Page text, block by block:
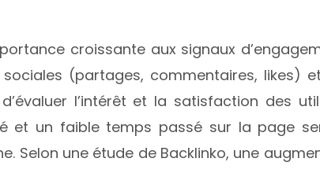
croissante aux signaux
(partages, commentaires, likes)
l’intérêt et la satisfaction des
et un faible temps passé sur la page
une étude de Backlinko, une